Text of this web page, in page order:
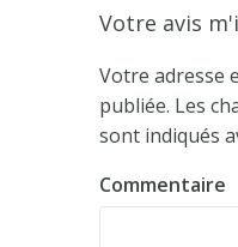
Votre avis
Votre adresse
publiée. Les
sont indiqués
Commentaire